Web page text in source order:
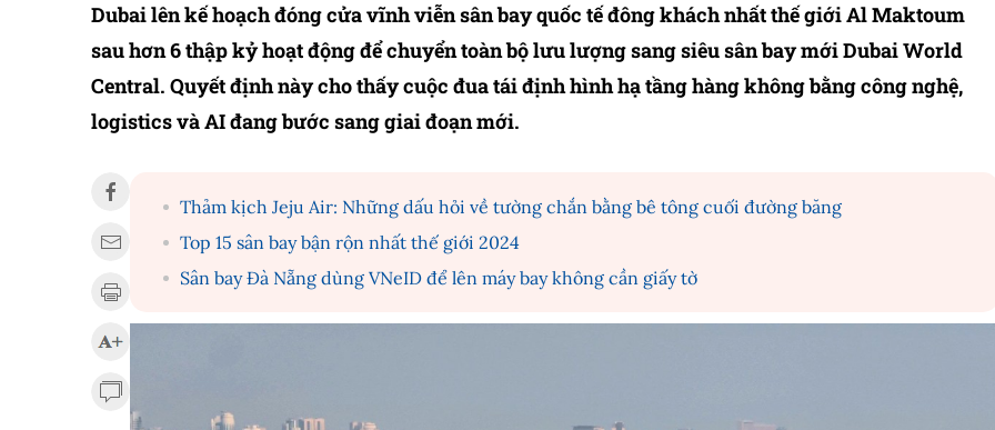
Dubai lên kế hoạch đóng cửa vĩnh viễn sân bay quốc tế đông khách nhất thế giới Al Maktoum
sau hơn 6 thập kỷ hoạt động để chuyển toàn bộ lưu lượng sang siêu sân bay mới Dubai World
Central. Quyết định này cho thấy cuộc đua tái định hình hạ tầng hàng không bằng công nghệ,
logistics và AI đang bước sang giai đoạn mới.
Thảm kịch Jeju Air: Những dấu hỏi về tường chắn bằng bê tông cuối đường băng
Top 15 sân bay bận rộn nhất thế giới 2024
Sân bay Đà Nẵng dùng VNeID để lên máy bay không cần giấy tờ